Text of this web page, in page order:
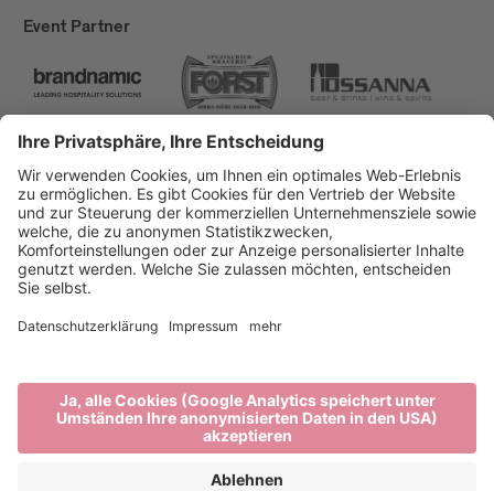
Event Partner
Brixen Tourismus
Privacy
Impressum
Förderungen
produced by